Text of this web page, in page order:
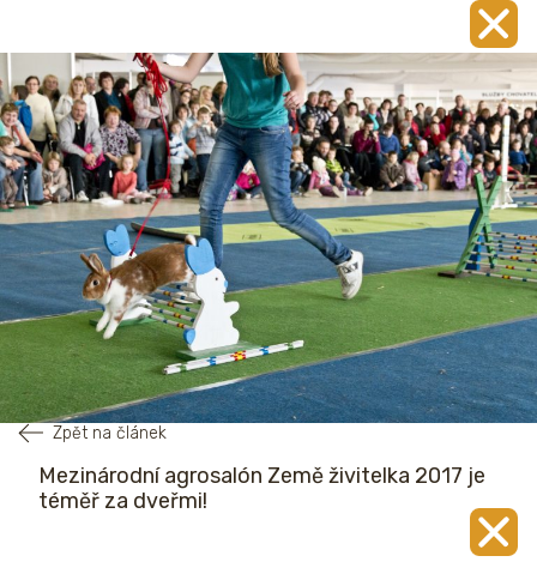
Zpět na článek
Mezinárodní agrosalón Země živitelka 2017 je
téměř za dveřmi!